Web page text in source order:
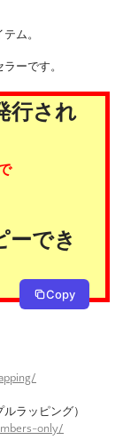
ム。
ーです。
行され
ーでき
Copy
ラッピング）
only/